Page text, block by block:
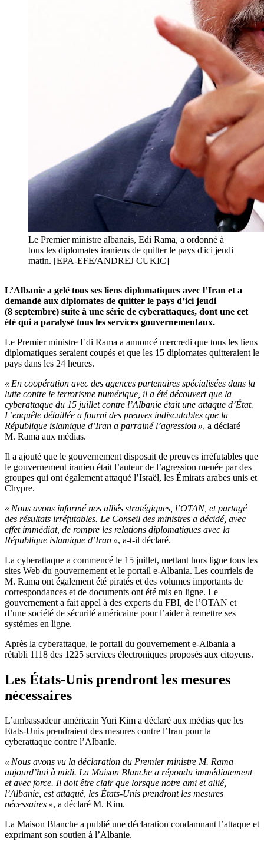
Le Premier ministre albanais, Edi Rama, a ordonné à
tous les diplomates iraniens de quitter le pays d'ici jeudi
matin. [EPA-EFE/ANDREJ CUKIC]
L’Albanie a gelé tous ses liens diplomatiques avec l’Iran et a
demandé aux diplomates de quitter le pays d’ici jeudi
(8 septembre) suite à une série de cyberattaques, dont une cet
été qui a paralysé tous les services gouvernementaux.
Le Premier ministre Edi Rama a annoncé mercredi que tous les liens
diplomatiques seraient coupés et que les 15 diplomates quitteraient le
pays dans les 24 heures.
« En coopération avec des agences partenaires spécialisées dans la
lutte contre le terrorisme numérique, il a été découvert que la
cyberattaque du 15 juillet contre l’Albanie était une attaque d’État.
L’enquête détaillée a fourni des preuves indiscutables que la
République islamique d’Iran a parrainé l’agression », a déclaré
M. Rama aux médias.
Il a ajouté que le gouvernement disposait de preuves irréfutables que
le gouvernement iranien était l’auteur de l’agression menée par des
groupes qui ont également attaqué l’Israël, les Émirats arabes unis et
Chypre.
« Nous avons informé nos alliés stratégiques, l’OTAN, et partagé
des résultats irréfutables. Le Conseil des ministres a décidé, avec
effet immédiat, de rompre les relations diplomatiques avec la
République islamique d’Iran », a-t-il déclaré.
La cyberattaque a commencé le 15 juillet, mettant hors ligne tous les
sites Web du gouvernement et le portail e-Albania. Les courriels de
M. Rama ont également été piratés et des volumes importants de
correspondances et de documents ont été mis en ligne. Le
gouvernement a fait appel à des experts du FBI, de l’OTAN et
d’une société de sécurité américaine pourl’aider à remettre ses
systèmes en ligne.
Après la cyberattaque, le portail du gouvernement e-Albania a
rétabli 1118 des 1225 services électroniques proposés aux citoyens.
Les États-Unis prendront les mesures
nécessaires
L’ambassadeur américain Yuri Kim a déclaré aux médias que les
Etats-Unis prendraient des mesures contre l’Iran pour la
cyberattaque contre l’Albanie.
« Nous avons vu la déclaration du Premier ministre M. Rama
aujourd’hui à midi. La Maison Blanche a répondu immédiatement
et avec force. Il doit être clair que lorsque notre ami et allié,
l’Albanie, est attaqué, les États-Unis prendront les mesures
nécessaires », a déclaré M. Kim.
La Maison Blanche a publié une déclaration condamnant l’attaque et
exprimant son soutien à l’Albanie.